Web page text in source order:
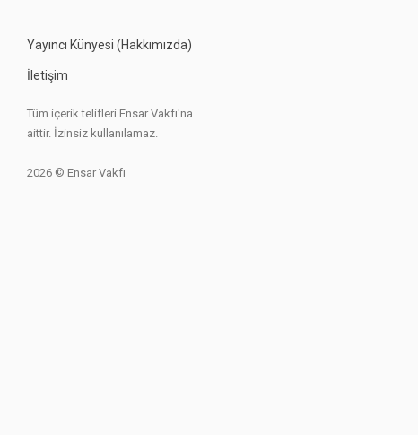
Yayıncı Künyesi (Hakkımızda)
İletişim
Tüm içerik telifleri Ensar Vakfı'na
aittir. İzinsiz kullanılamaz.
2026 © Ensar Vakfı